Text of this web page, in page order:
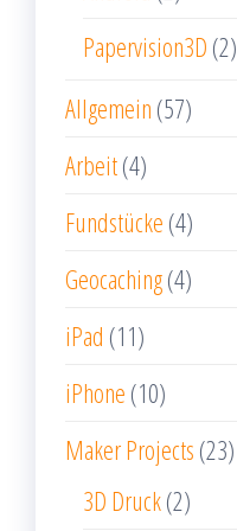
Papervision3D (2)
Allgemein (57)
Arbeit(4)
Fundstücke (4)
Geocaching(4)
iPad (11)
iPhone (10)
Maker Projects (23)
3D Druck(2)